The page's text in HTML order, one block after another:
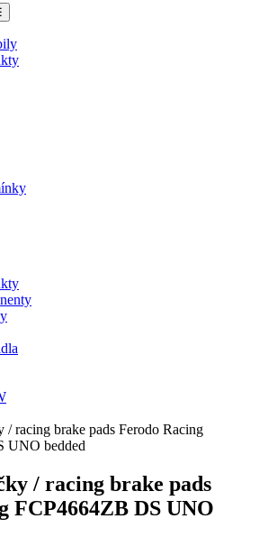
/ racing brake pads Ferodo Racing
UNO bedded
/ racing brake pads
FCP4664ZB DS UNO